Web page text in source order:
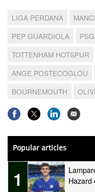
LIGA PERDANA
PEP GUARDIOLA
PSG
TOTTENHAM HOTSPUR
ANGE POSTECOGLOU
BOURNEMOUTH
Popular articles
1
Hazard